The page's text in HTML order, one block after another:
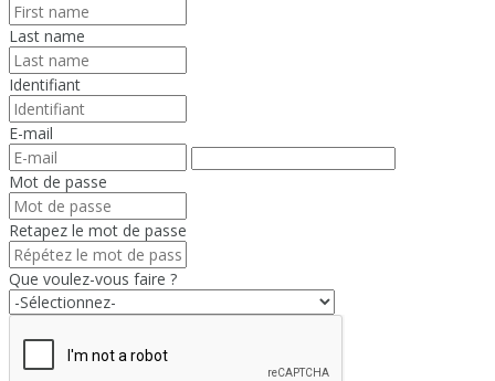
Last name
Identifiant
E-mail
Mot de passe
Retapez le mot de passe
Que voulez-vous faire ?